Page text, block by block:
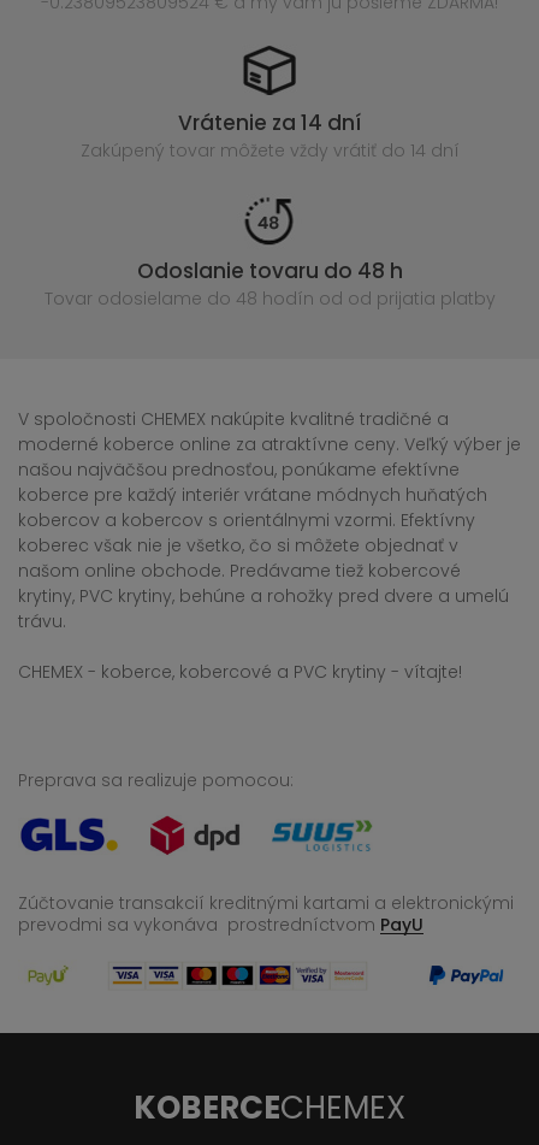
Vrátenie za 14 dní
Zakúpený tovar môžete vždy vrátiť do 14 dní
Odoslanie tovaru do 48 h
Tovar odosielame do 48 hodín od od prijatia platby
V spoločnosti CHEMEX nakúpite kvalitné tradičné a
moderné koberce online za atraktívne ceny. Veľký výber je
našou najväčšou prednosťou, ponúkame efektívne
koberce pre každý interiér vrátane módnych huňatých
kobercov a kobercov s orientálnymi vzormi. Efektívny
koberec však nie je všetko, čo si môžete objednať v
našom online obchode. Predávame tiež kobercové
krytiny, PVC krytiny, behúne a rohožky pred dvere a umelú
trávu.
CHEMEX - koberce, kobercové a PVC krytiny - vítajte!
Preprava sa realizuje pomocou:
Zúčtovanie transakcií kreditnými kartami a elektronickými
prevodmi sa vykonáva prostredníctvom PayU
KOBERCECHEMEX